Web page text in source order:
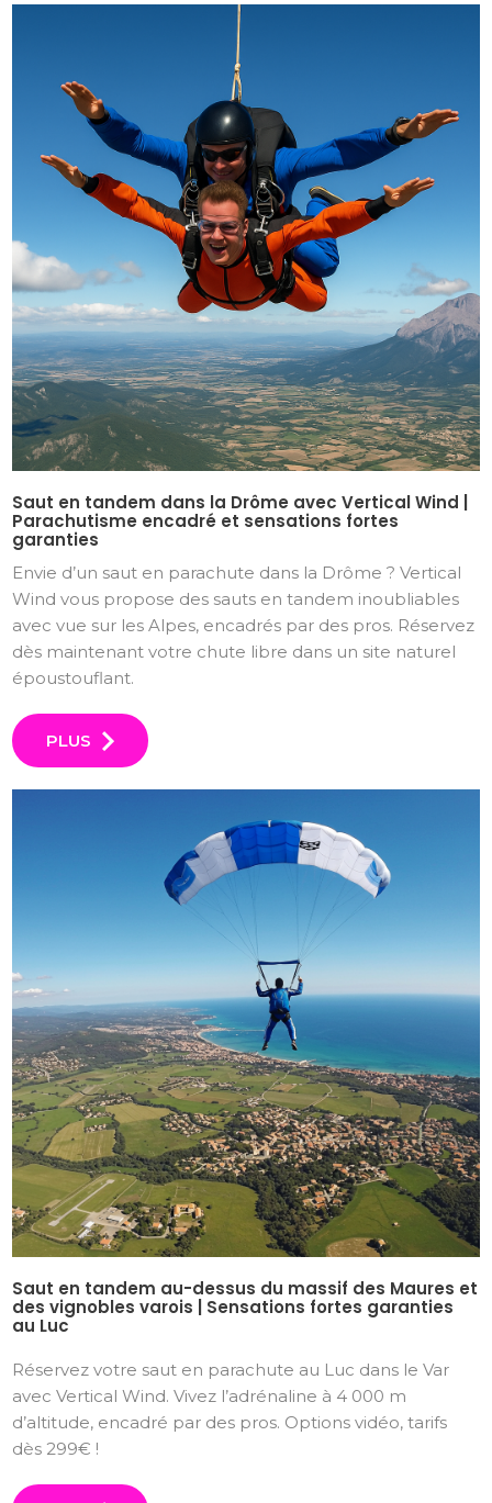
Saut en tandem dans la Drôme avec Vertical Wind |
Parachutisme encadré et sensations fortes
garanties
Envie d’un saut en parachute dans la Drôme ? Vertical
Wind vous propose des sauts en tandem inoubliables
avec vue sur les Alpes, encadrés par des pros. Réservez
dès maintenant votre chute libre dans un site naturel
époustouflant.
PLUS
Saut en tandem au-dessus du massif des Maures et
des vignobles varois | Sensations fortes garanties
au Luc
Réservez votre saut en parachute au Luc dans le Var
avec Vertical Wind. Vivez l’adrénaline à 4 000 m
d’altitude, encadré par des pros. Options vidéo, tarifs
dès 299€ !